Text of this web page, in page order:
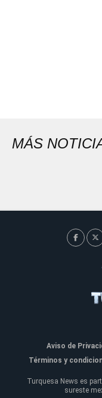
MÁS
Aviso de
Términos y
Turquesa News es
sureste